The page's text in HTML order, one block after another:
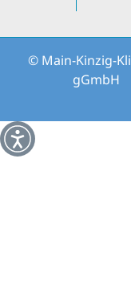
© Main-Kinzig-
gGmbH
Weitere Informationen